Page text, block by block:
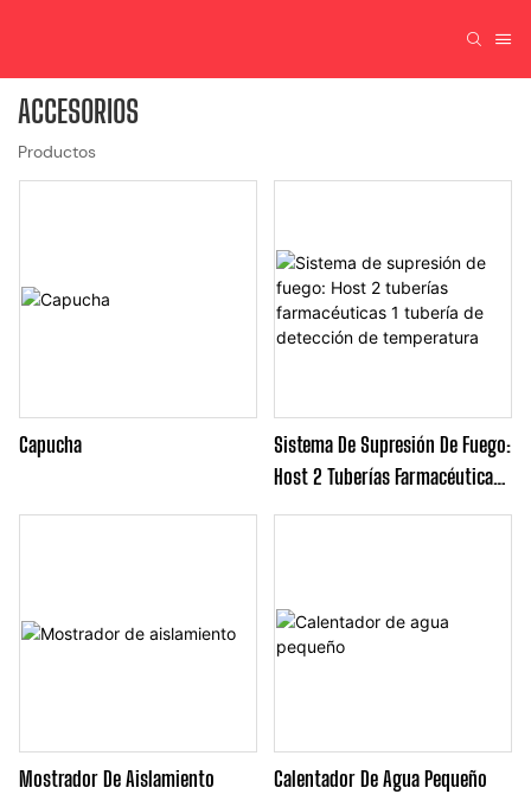
ACCESORIOS
Productos
Capucha
Sistema De Supresión De Fuego:
Host 2 Tuberías Farmacéuticas 1
Tubería De Detección De
Mostrador De Aislamiento Calentador De Agua Pequeño